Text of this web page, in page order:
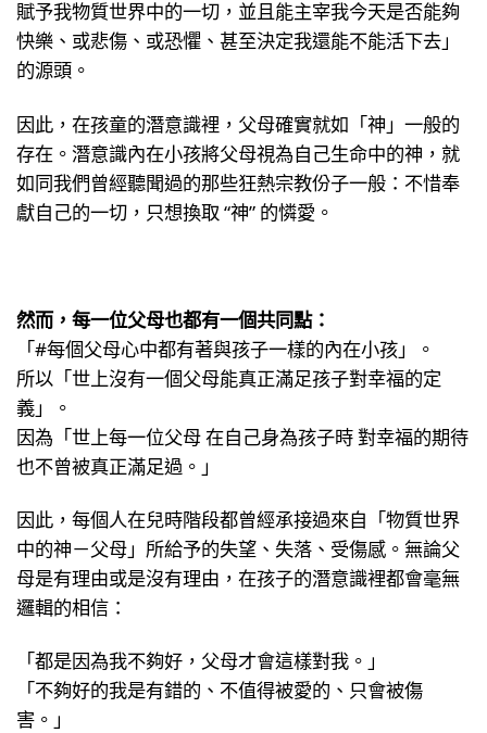
賦予我物質世界中的一切，並且能主宰我今天是否能夠
快樂、或悲傷、或恐懼、甚至決定我還能不能活下去」
的源頭。
因此，在孩童的潛意識裡，父母確實就如「神」一般的
存在。潛意識內在小孩將父母視為自己生命中的神，就
如同我們曾經聽聞過的那些狂熱宗教份子一般：不惜奉
獻自己的一切，只想換取 “神” 的憐愛。
然而，每一位父母也都有一個共同點：
「#每個父母心中都有著與孩子一樣的內在小孩」。
所以「世上沒有一個父母能真正滿足孩子對幸福的定
義」。
因為「世上每一位父母 在自己身為孩子時 對幸福的期待
也不曾被真正滿足過。」
因此，每個人在兒時階段都曾經承接過來自「物質世界
中的神－父母」所給予的失望、失落、受傷感。無論父
母是有理由或是沒有理由，在孩子的潛意識裡都會毫無
邏輯的相信：
「都是因為我不夠好，父母才會這樣對我。」
「不夠好的我是有錯的、不值得被愛的、只會被傷
害。」